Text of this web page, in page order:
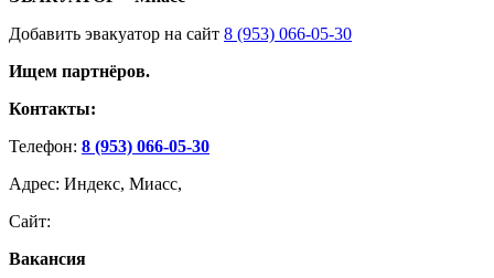
Добавить эвакуатор на сайт 8 (953) 066-05-30
Ищем партнёров.
Контакты:
Телефон: 8 (953) 066-05-30
Адрес: Индекс, Миасс,
Сайт:
Вакансия